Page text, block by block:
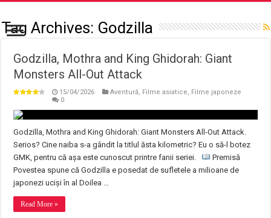
Tag Archives: Godzilla
Godzilla, Mothra and King Ghidorah: Giant
Monsters All-Out Attack
15/04/2026 Aventură, Filme asiatice, Filme japoneze
0
Godzilla, Mothra and King Ghidorah: Giant Monsters All-Out Attack.
Serios? Cine naiba s-a gândit la titlul ăsta kilometric? Eu o să-l botez
GMK, pentru că așa este cunoscut printre fanii seriei.
Premisă
Povestea spune că Godzilla e posedat de sufletele a milioane de
japonezi uciși în al Doilea …
Read More »